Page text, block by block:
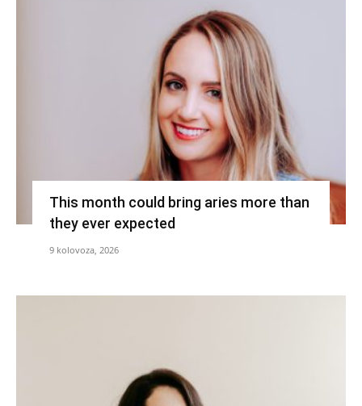
This month could bring aries more than
they ever expected
9 kolovoza, 2026